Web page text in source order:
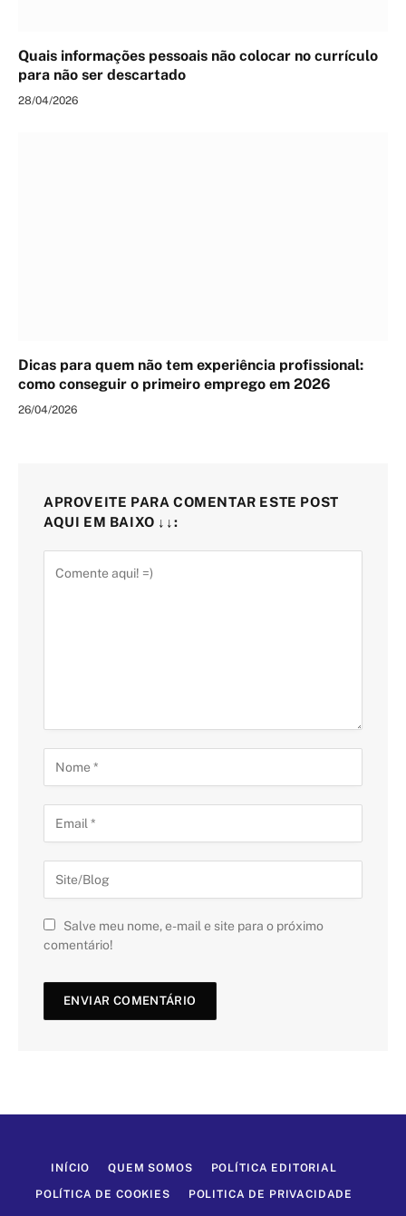
Quais informações pessoais não colocar no currículo
para não ser descartado
28/04/2026
Dicas para quem não tem experiência profissional:
como conseguir o primeiro emprego em 2026
26/04/2026
APROVEITE PARA COMENTAR ESTE POST
AQUI EM BAIXO ↓↓:
Salve meu nome, e-mail e site para o próximo
comentário!
INÍCIO QUEM SOMOS POLÍTICA EDITORIAL
POLÍTICA DE COOKIES POLITICA DE PRIVACIDADE